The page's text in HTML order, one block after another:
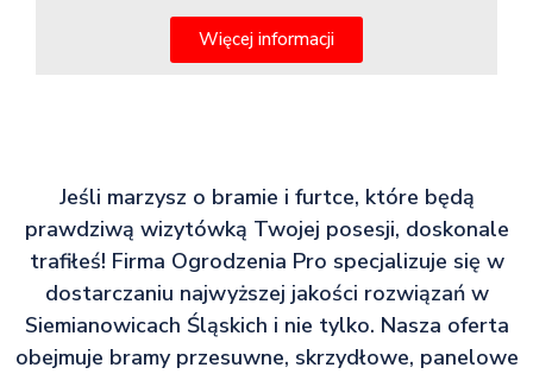
Więcej informacji
Jeśli marzysz o bramie i furtce, które będą
prawdziwą wizytówką Twojej posesji, doskonale
trafiłeś! Firma Ogrodzenia Pro specjalizuje się w
dostarczaniu najwyższej jakości rozwiązań w
Siemianowicach Śląskich i nie tylko. Nasza oferta
obejmuje bramy przesuwne, skrzydłowe, panelowe